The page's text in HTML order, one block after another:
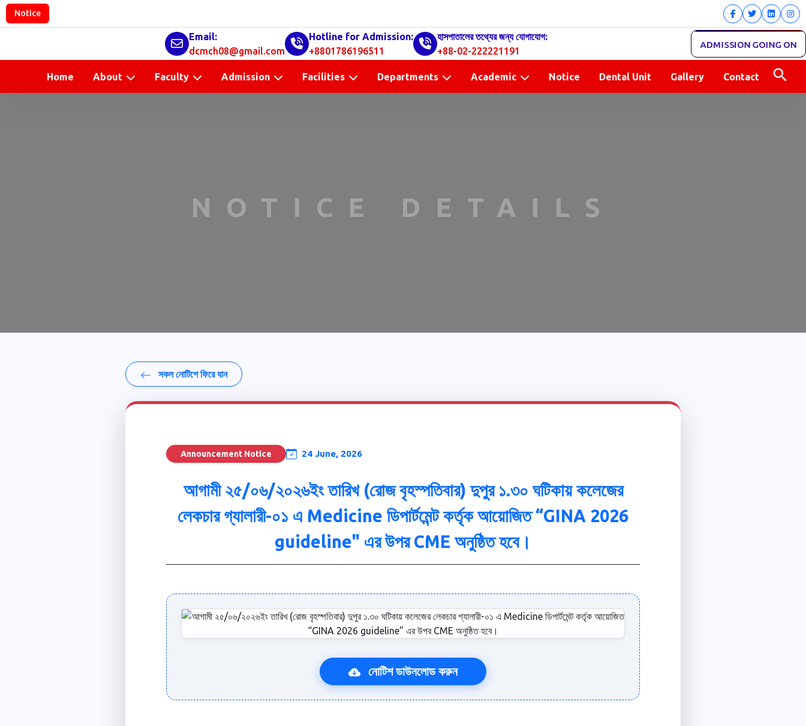
Notice
Email:
dcmch08@gmail.com
Hotline for Admission:
+8801786196511
হাসপাতালের তথ্যের জন্য যোগাযোগ:
+88-02-222221191
ADMISSION GOING ON
Home About Faculty Admission Facilities Departments Academic Notice Dental Unit Gallery Contact
NOTICE DETAILS
সকল নোটিশে ফিরে যান
Announcement Notice 24 June, 2026
আগামী ২৫/০৬/২০২৬ইং তারিখ (রোজ বৃহস্পতিবার) দুপুর ১.৩০ ঘটিকায় কলেজের
লেকচার গ্যালারী-০১ এ Medicine ডিপার্টমেন্ট কর্তৃক আয়োজিত “GINA 2026
guideline" এর উপর CME অনুষ্ঠিত হবে।
নোটিশ ডাউনলোড করুন